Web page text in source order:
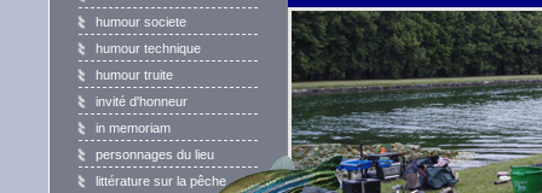
humour societe
humour technique
humour truite
invité d'honneur
in memoriam
personnages du lieu
littérature sur la pêche